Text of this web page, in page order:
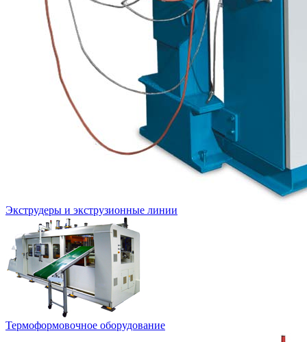
Экструдеры и экструзионные линии
Термоформовочное оборудование